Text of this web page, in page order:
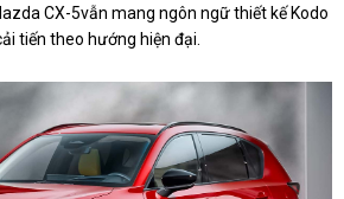
CX-5vẫn mang ngôn ngữ thiết kế Kodo
tiến theo hướng hiện đại.